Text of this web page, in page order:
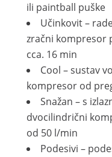
ili paintball puške
Učinkovit –
zračni kompresor
cca. 16 min
Cool – sustav
kompresor od
Snažan – s
dvocilindrični
od 50 l/min
Podesivi –